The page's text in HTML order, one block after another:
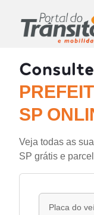
SP
Veja todas as
SP grátis e